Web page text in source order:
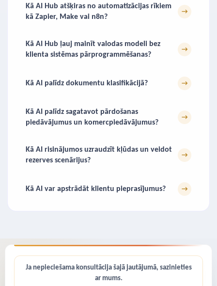
Kā AI Hub atšķiras no automatizācijas rīkiem
kā Zapier, Make vai n8n?
→
Kā AI Hub ļauj mainīt valodas modeli bez
klienta sistēmas pārprogrammēšanas?
→
Kā AI palīdz dokumentu klasifikācijā? →
Kā AI palīdz sagatavot pārdošanas
piedāvājumus un komercpiedāvājumus?
→
Kā AI risinājumos uzraudzīt kļūdas un veidot
rezerves scenārijus?
→
Kā AI var apstrādāt klientu pieprasījumus? →
Ja nepieciešama konsultācija šajā jautājumā, sazinieties
ar mums.